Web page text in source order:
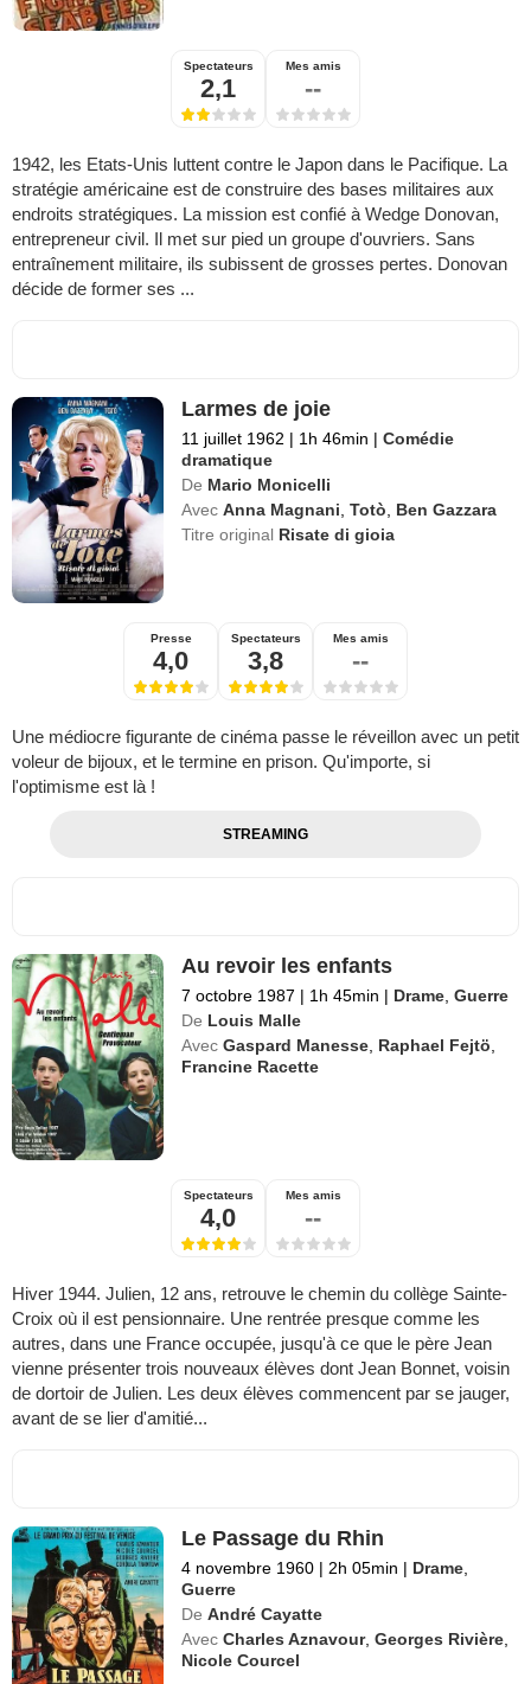
Spectateurs
2,1
Mes amis
--
1942, les Etats-Unis luttent contre le Japon dans le Pacifique. La
stratégie américaine est de construire des bases militaires aux
endroits stratégiques. La mission est confié à Wedge Donovan,
entrepreneur civil. Il met sur pied un groupe d'ouvriers. Sans
entraînement militaire, ils subissent de grosses pertes. Donovan
décide de former ses ...
Larmes de joie
11 juillet 1962 | 1h 46min | Comédie
dramatique
De Mario Monicelli
Avec Anna Magnani ,Totò
Ben Gazzara
Titre original Risate di gioia
Presse
4,0
Spectateurs
3,8
Mes amis
--
Une médiocre figurante de cinéma passe le réveillon avec un petit
voleur de bijoux, et le termine en prison. Qu'importe, si
l'optimisme est là !
STREAMING
Au revoir les enfants
7 octobre 1987 | 1h 45min | Drame ,Guerre
De Louis Malle
Avec Gaspard Manesse Raphael Fejtö
Francine Racette
Spectateurs
4,0
Mes amis
--
Hiver 1944. Julien, 12 ans, retrouve le chemin du collège Sainte-
Croix où il est pensionnaire. Une rentrée presque comme les
autres, dans une France occupée, jusqu'à ce que le père Jean
vienne présenter trois nouveaux élèves dont Jean Bonnet, voisin
de dortoir de Julien. Les deux élèves commencent par se jauger,
avant de se lier d'amitié...
Le Passage du Rhin
4 novembre 1960 | 2h 05min | Drame
Guerre
De André Cayatte
Avec Charles Aznavour,Georges Rivière
Nicole Courcel